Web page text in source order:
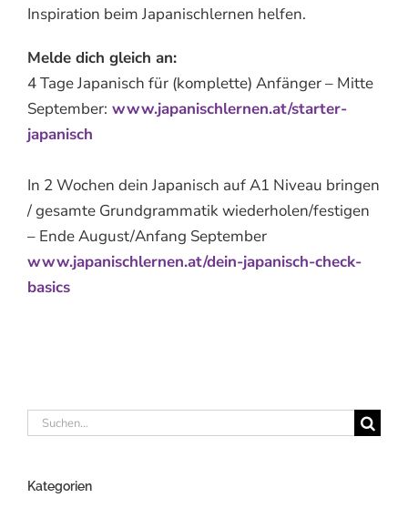
Inspiration beim Japanischlernen helfen.
Melde dich gleich an:
4 Tage Japanisch für (komplette) Anfänger – Mitte
September: www.japanischlernen.at/starter-
japanisch
In 2 Wochen dein Japanisch auf A1 Niveau bringen
/ gesamte Grundgrammatik wiederholen/festigen
– Ende August/Anfang September
www.japanischlernen.at/dein-japanisch-check-
basics
Suche
Kategorien